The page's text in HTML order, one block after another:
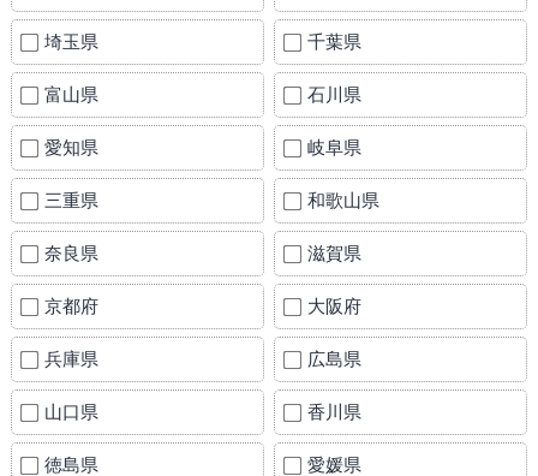
埼玉県 千葉県
富山県 石川県
愛知県 岐阜県
三重県 和歌山県
奈良県 滋賀県
京都府 大阪府
兵庫県 広島県
山口県 香川県
徳島県 愛媛県